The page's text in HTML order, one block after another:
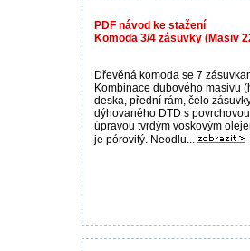
PDF návod ke stažení
Komoda 3/4 zásuvky (Masiv
Dřevěná komoda se 7
Kombinace dubového masivu
deska, přední rám, čelo
dýhovaného DTD s povrchovou
úpravou tvrdým voskovým
je pórovitý. Neodlu...